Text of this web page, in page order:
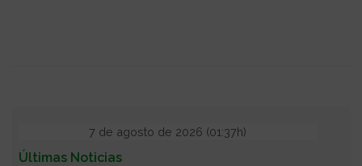
7 de agosto de 2026 (01:37h)
Últimas Noticias